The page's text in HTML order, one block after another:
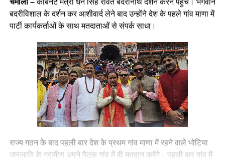
बदरीविशाल के दर्शन कर आशीवार्द लेने बाद उन्होंने देश के पहले गांव माणा में
पार्टी कार्यकर्ताओं के साथ मतदाताओं से संपर्क साधा।
राज्य गठन के बाद पहली बार देश के प्रथम गांव माणा में रहने वाले भोटिया
जनजाति के ग्रामीण अपने पैतृक गांव में ही मतदान करेंगे। पहली बार गांव में